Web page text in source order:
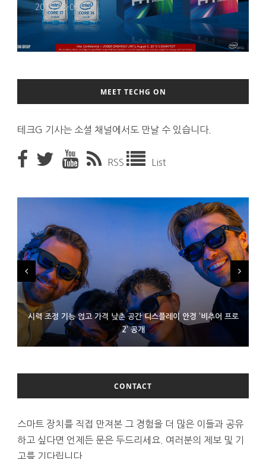
2015-08-06
MEET TECHG ON
테크G 기사는 소셜 채널에서도 만날 수 있습니다.
RSS List
시력 조정 기능 얹고 가격 낮춘 공간 디스플레이 안경 ‘비추어 프로
2’ 공개
D램 부족에 10억달러어치 아이폰18 프로세서 패키징 대기 중
300~400달러 반지형 스피커 준비하는 오픈AI
CONTACT
스마트 장치를 직접 만져본 그 경험을 더 많은 이들과 공유
하고 싶다면 언제든 문은 두드리세요. 여러분의 제보 및 기
고를 기다립니다.